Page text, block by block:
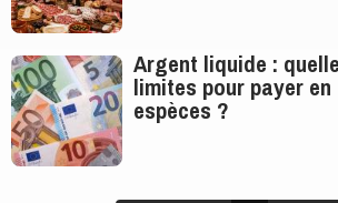
Argent liquide :
limites pour payer en
espèces ?